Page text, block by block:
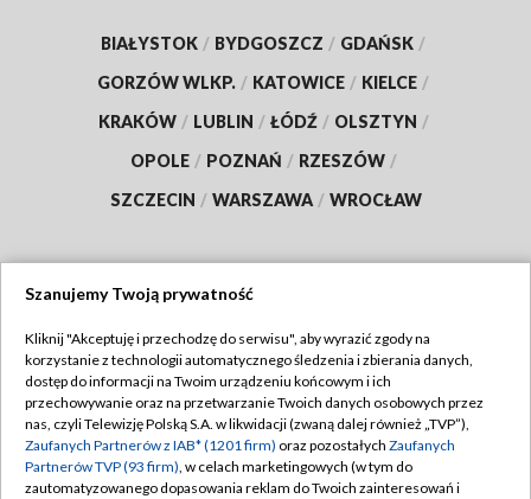
BIAŁYSTOK / BYDGOSZCZ / GDAŃSK /
GORZÓW WLKP. / KATOWICE / KIELCE /
KRAKÓW / LUBLIN / ŁÓDŹ / OLSZTYN /
OPOLE / POZNAŃ / RZESZÓW /
SZCZECIN / WARSZAWA / WROCŁAW
TVP
Abonament TVP
Emisja w TVP
Centrum informacji TVP
Regulamin TVP
Polityka prywatności
Moje zgody
Szanujemy Twoją prywatność
Kliknij "Akceptuję i przechodzę do serwisu", aby wyrazić zgody na
korzystanie z technologii automatycznego śledzenia i zbierania danych,
dostęp do informacji na Twoim urządzeniu końcowym i ich
przechowywanie oraz na przetwarzanie Twoich danych osobowych przez
nas, czyli Telewizję Polską S.A. w likwidacji (zwaną dalej również „TVP”),
Zaufanych Partnerów z IAB* (1201 firm) oraz pozostałych Zaufanych
Partnerów TVP (93 firm), w celach marketingowych (w tym do
zautomatyzowanego dopasowania reklam do Twoich zainteresowań i